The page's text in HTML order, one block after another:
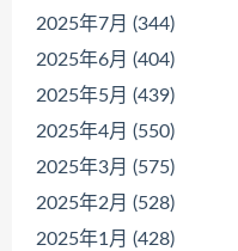
2025年7月 (344)
2025年6月 (404)
2025年5月 (439)
2025年4月 (550)
2025年3月 (575)
2025年2月 (528)
2025年1月 (428)